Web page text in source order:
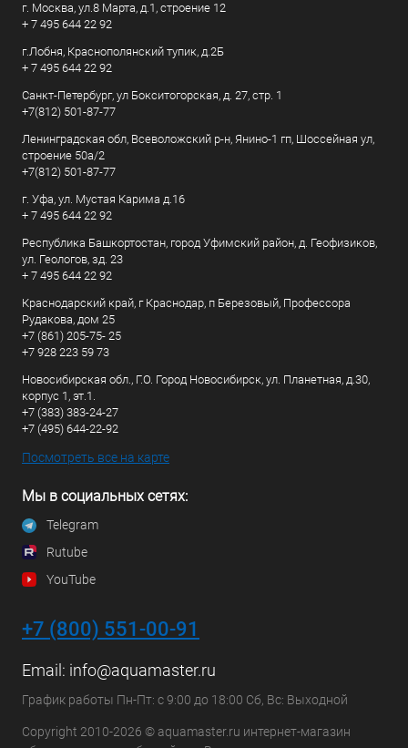
г. Москва, ул.8 Марта, д.1, строение 12
+ 7 495 644 22 92
г.Лобня, Краснополянский тупик, д.2Б
+ 7 495 644 22 92
Санкт-Петербург, ул Бокситогорская, д. 27, стр. 1
+7(812) 501-87-77
Ленинградская обл, Всеволожский р-н, Янино-1 гп, Шоссейная ул,
строение 50а/2
+7(812) 501-87-77
г. Уфа, ул. Мустая Карима д.16
+ 7 495 644 22 92
Республика Башкортостан, город Уфимский район, д. Геофизиков,
ул. Геологов, зд. 23
+ 7 495 644 22 92
Краснодарский край, г Краснодар, п Березовый, Профессора
Рудакова, дом 25
+7 (861) 205-75- 25
+7 928 223 59 73
Новосибирская обл., Г.О. Город Новосибирск, ул. Планетная, д.30,
корпус 1, эт.1.
+7 (383) 383-24-27
+7 (495) 644-22-92
Посмотреть все на карте
Мы в социальных сетях:
Telegram
Rutube
YouTube
+7 (800) 551-00-91
Email: info@aquamaster.ru
График работы Пн-Пт: с 9:00 до 18:00 Сб, Вс: Выходной
Copyright 2010-2026 © aquamaster.ru интернет-магазин